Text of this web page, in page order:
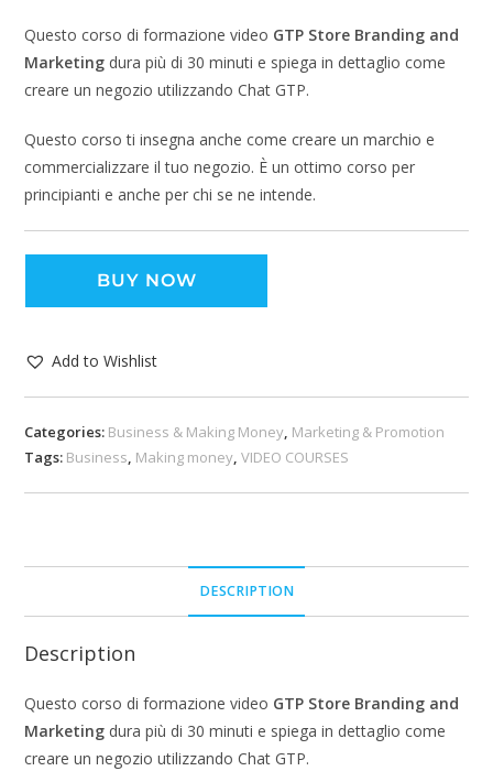
Questo corso di formazione video GTP Store Branding and
Marketing dura più di 30 minuti e spiega in dettaglio come
creare un negozio utilizzando Chat GTP.
Questo corso ti insegna anche come creare un marchio e
commercializzare il tuo negozio. È un ottimo corso per
principianti e anche per chi se ne intende.
BUY NOW
Add to Wishlist
Categories: Business & Making Money, Marketing & Promotion
Tags: Business, Making money,VIDEO COURSES
DESCRIPTION
Description
Questo corso di formazione video GTP Store Branding and
Marketing dura più di 30 minuti e spiega in dettaglio come
creare un negozio utilizzando Chat GTP.